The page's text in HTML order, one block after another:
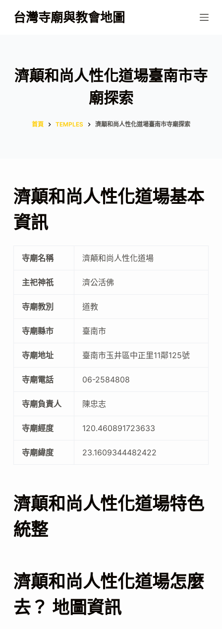
跳
至
容
台灣寺廟與教會地圖
濟顛和尚人性化道場臺南市寺
廟探索
首頁 TEMPLES 濟顛和尚人性化道場臺南市寺廟探索
濟顛和尚人性化道場基本
資訊
寺廟名稱 濟顛和尚人性化道場
主祀神祇 濟公活佛
寺廟教別 道教
寺廟縣市 臺南市
寺廟地址 臺南市玉井區中正里11鄰125號
寺廟電話 06-2584808
寺廟負責人 陳忠志
寺廟經度 120.460891723633
寺廟緯度 23.1609344482422
濟顛和尚人性化道場特色
統整
濟顛和尚人性化道場怎麼
去？ 地圖資訊